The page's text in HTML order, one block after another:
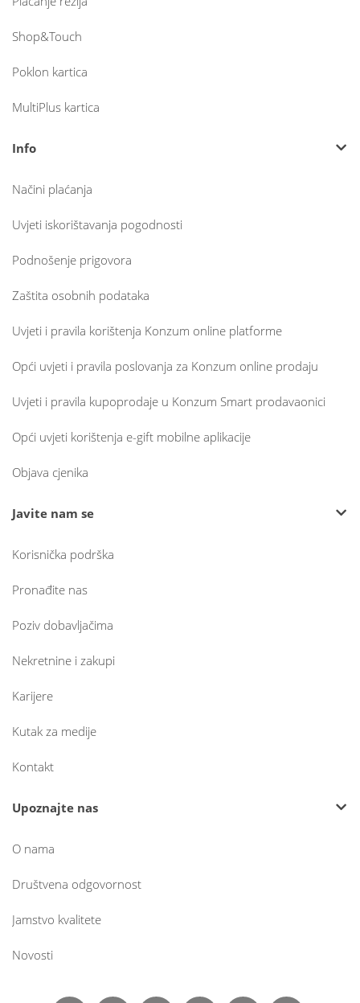
Shop&Touch
Poklon kartica
MultiPlus kartica
Info
Načini plaćanja
Uvjeti iskorištavanja pogodnosti
Podnošenje prigovora
Zaštita osobnih podataka
Uvjeti i pravila korištenja Konzum online platforme
Opći uvjeti i pravila poslovanja za Konzum online prodaju
Uvjeti i pravila kupoprodaje u Konzum Smart prodavaonici
Opći uvjeti korištenja e-gift mobilne aplikacije
Objava cjenika
Javite nam se
Korisnička podrška
Pronađite nas
Poziv dobavljačima
Nekretnine i zakupi
Karijere
Kutak za medije
Kontakt
Upoznajte nas
O nama
Društvena odgovornost
Jamstvo kvalitete
Novosti